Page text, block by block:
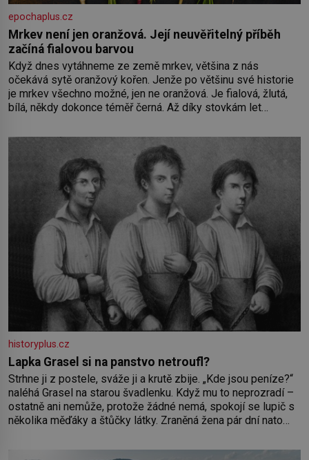
epochaplus.cz
Mrkev není jen oranžová. Její neuvěřitelný příběh
začíná fialovou barvou
Když dnes vytáhneme ze země mrkev, většina z nás
očekává sytě oranžový kořen. Jenže po většinu své historie
je mrkev všechno možné, jen ne oranžová. Je fialová, žlutá,
bílá, někdy dokonce téměř černá. Až díky stovkám let
českou zahradu ani nedokážeme představit. Její příběh je
historyplus.cz
Lapka Grasel si na panstvo netroufl?
Strhne ji z postele, sváže ji a krutě zbije. „Kde jsou peníze?“
naléhá Grasel na starou švadlenku. Když mu to neprozradí –
ostatně ani nemůže, protože žádné nemá, spokojí se lupič s
několika měďáky a štůčky látky. Zraněná žena pár dní nato
dlouho po jeho smrti